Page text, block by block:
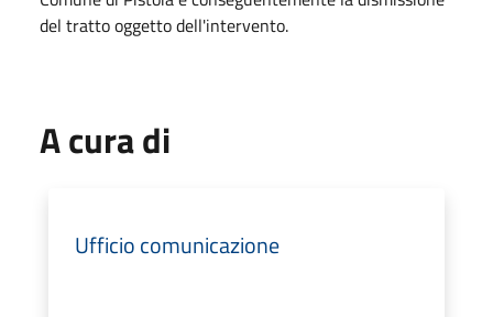
del tratto oggetto dell'intervento.
A cura di
Ufficio comunicazione